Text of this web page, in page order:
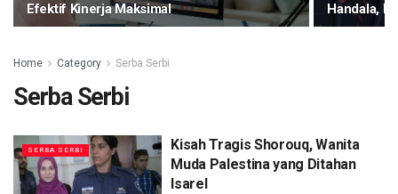
Efektif Kinerja Maksimal
Handala,
Home Category Serba Serbi
Serba Serbi
SERBA SERBI
Kisah Tragis Shorouq, Wanita
Muda Palestina yang Ditahan
Isarel